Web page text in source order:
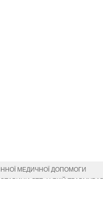
МЕДИЧНОЇ ДОПОМОГИ
ДТП, У ЯКІЙ